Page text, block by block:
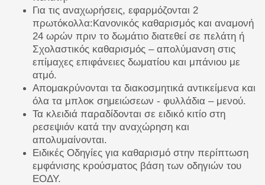
Για τις αναχωρήσεις, εφαρμόζονται 2
πρωτόκολλα:Κανονικός καθαρισμός και αναμονή
24 ωρών πριν το δωμάτιο διατεθεί σε πελάτη ή
Σχολαστικός καθαρισμός – απολύμανση στις
επίμαχες επιφάνειες δωματίου και μπάνιου με
ατμό.
Απομακρύνονται τα διακοσμητικά αντικείμενα και
όλα τα μπλοκ σημειώσεων - φυλλάδια – μενού.
Τα κλειδιά παραδίδονται σε ειδικό κιτίο στη
ρεσεψιόν κατά την αναχώρηση και
απολυμαίνονται.
Ειδικές Οδηγίες για καθαρισμό στην περίπτωση
εμφάνισης κρούσματος βάση των οδηγιών του
ΕΟΔΥ.